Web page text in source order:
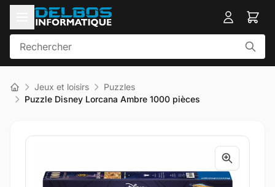
Jeux et loisirs
Puzzles
Puzzle Disney Lorcana Ambre 1000 pièces